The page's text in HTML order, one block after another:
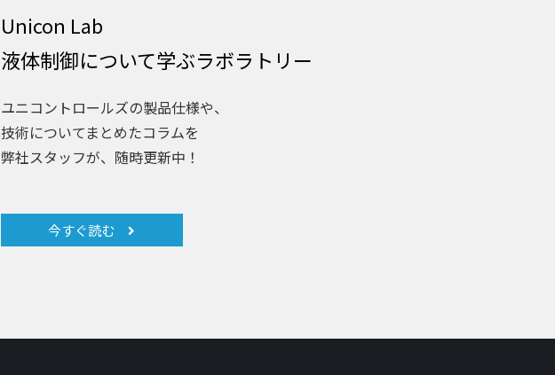
Unicon Lab
液体制御について学ぶラボラトリー
ユニコントロールズの製品仕様や、
技術についてまとめたコラムを
弊社スタッフが、随時更新中！
今すぐ読む